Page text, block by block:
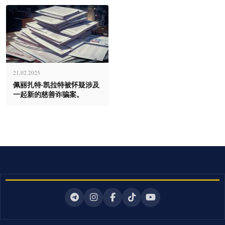
21.02.2025
佩丽扎特·凯拉特被怀疑涉及
一起新的慈善诈骗案。